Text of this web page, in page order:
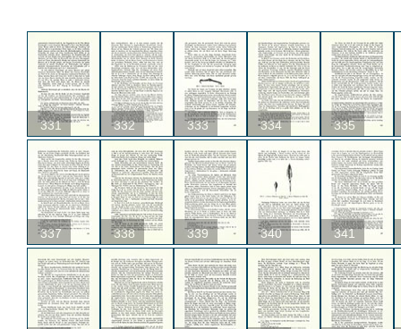
331 332 333 334 335
337 338 339 340 341